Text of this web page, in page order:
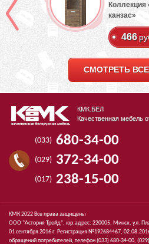
канзас»
466
СМОТРЕТЬ
КМК.БЕЛ
Качественная мебель
(033) 680-34-00
(029) 372-34-00
(017) 238-15-00
КМК 2022 Все права защищены
ООО "Астория Трейд", юр.адрес: 220005, Минск, ул.
01 сентября 2016 г. Регистрация №192684467,
обращений потребителей, телефон(033)680-34-00, (029)